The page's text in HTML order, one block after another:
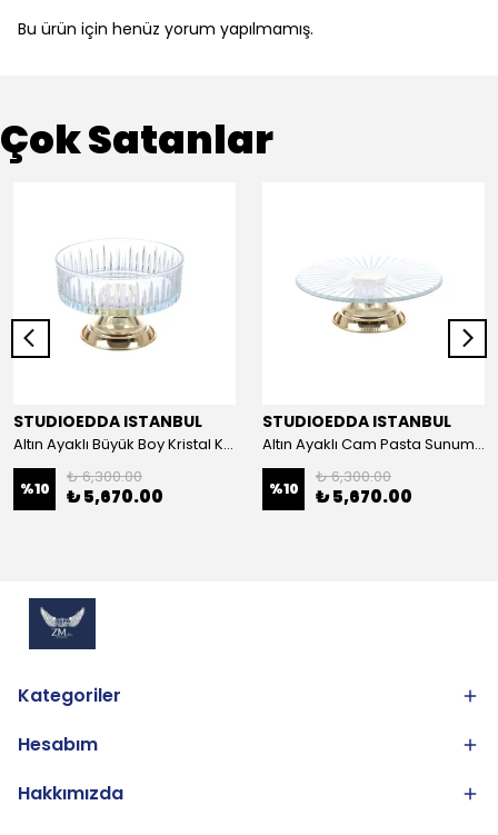
Bu ürün için henüz yorum yapılmamış.
Çok Satanlar
STUDIOEDDA ISTANBUL
Altın Ayaklı Büyük Boy Kristal Kase 25cm
%10
₺ 6,300.00
₺ 5,670.00
STUDIOEDDA ISTANBUL
Altın Ayaklı Cam Pasta Sunum 30cm
%10
₺ 6,300.00
₺ 5,670.00
Kategoriler
Hesabım
Hakkımızda